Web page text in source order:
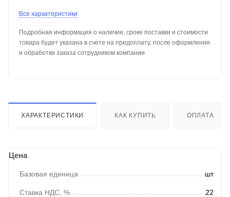
Все характеристики
Подробная информация о наличии, сроке поставки и стоимости
товара будет указана в счете на предоплату, после оформления
и обработки заказа сотрудником компании
ХАРАКТЕРИСТИКИ КАК КУПИТЬ ОПЛАТА
Цена
Базовая единица шт
Ставка НДС, % 22